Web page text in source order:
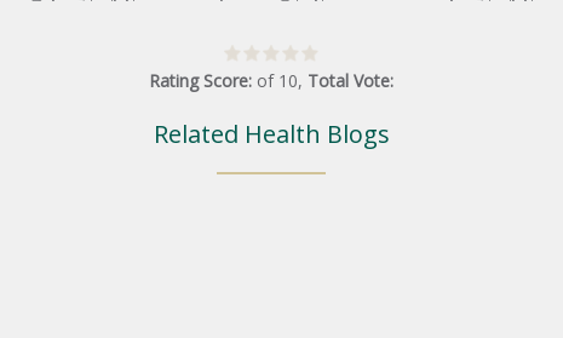
Rating Score: of 10, Total Vote:
Related Health Blogs